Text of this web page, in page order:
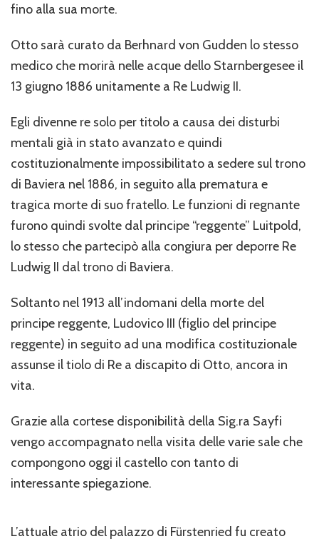
fino alla sua morte.
Otto sarà curato da Berhnard von Gudden lo stesso
medico che morirà nelle acque dello Starnbergesee il
13 giugno 1886 unitamente a Re Ludwig II.
Egli divenne re solo per titolo a causa dei disturbi
mentali già in stato avanzato e quindi
costituzionalmente impossibilitato a sedere sul trono
di Baviera nel 1886, in seguito alla prematura e
tragica morte di suo fratello. Le funzioni di regnante
furono quindi svolte dal principe “reggente” Luitpold,
lo stesso che partecipò alla congiura per deporre Re
Ludwig II dal trono di Baviera.
Soltanto nel 1913 all’indomani della morte del
principe reggente, Ludovico III (figlio del principe
reggente) in seguito ad una modifica costituzionale
assunse il tiolo di Re a discapito di Otto, ancora in
vita.
Grazie alla cortese disponibilità della Sig.ra Sayfi
vengo accompagnato nella visita delle varie sale che
compongono oggi il castello con tanto di
interessante spiegazione.
L’attuale atrio del palazzo di Fürstenried fu creato